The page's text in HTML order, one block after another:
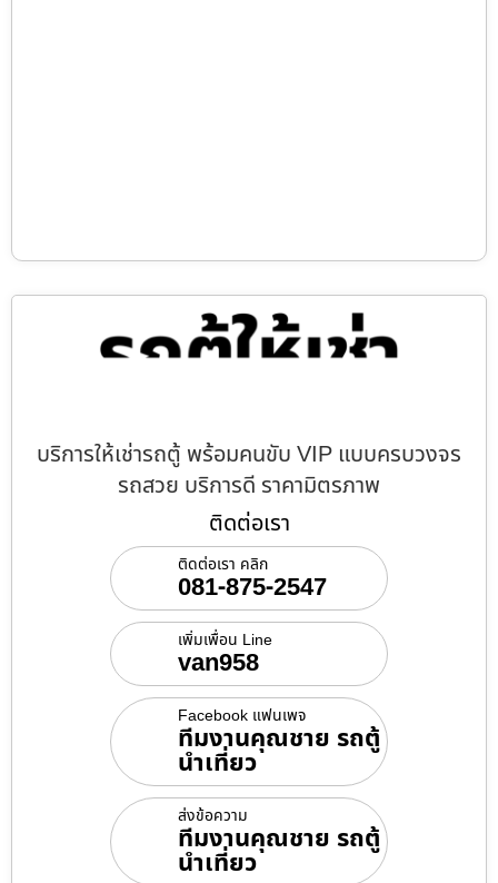
บริการให้เช่ารถตู้ พร้อมคนขับ VIP แบบครบวงจร
รถสวย บริการดี ราคามิตรภาพ
ติดต่อเรา
ติดต่อเรา คลิก
081-875-2547
เพิ่มเพื่อน Line
van958
Facebook แฟนเพจ
ทีมงานคุณชาย รถตู้
นำเที่ยว
ส่งข้อความ
ทีมงานคุณชาย รถตู้
นำเที่ยว